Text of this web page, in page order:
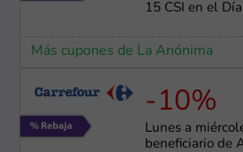
15 CSI en el
Más cupones de La Anónima
-10%
Lunes a
beneficiario de